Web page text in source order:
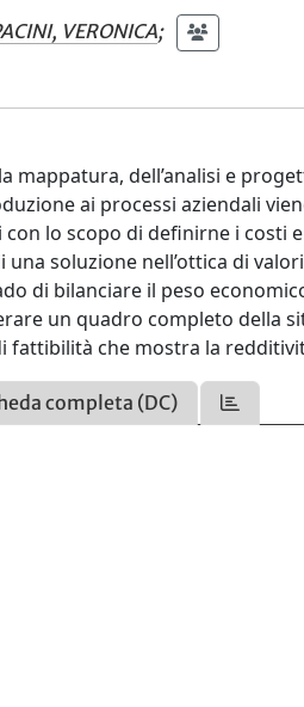
VERONICA;
dell’analisi e
ai processi aziendali
lo scopo di definirne i costi
soluzione nell’ottica di
di bilanciare il peso
un quadro completo della
che mostra la
completa (DC)